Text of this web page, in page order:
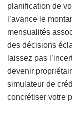
planification de
l’avance le
mensualités
des décisions
laissez pas
devenir
simulateur de
concrétiser votre